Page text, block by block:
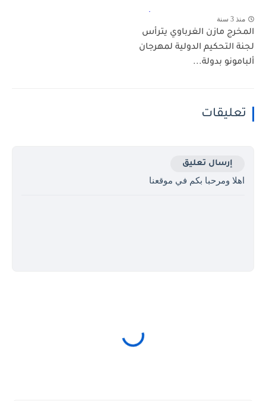
منذ 3 سنة
المخرج مازن الغرباوي يترأس
لجنة التحكيم الدولية لمهرجان
ألبامونو بدولة...
تعليقات
إرسال تعليق
اهلا ومرحبا بكم في موقعنا